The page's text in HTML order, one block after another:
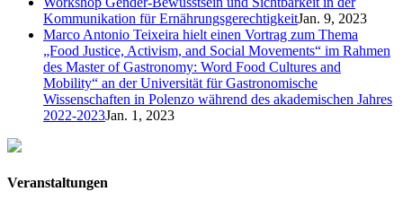
Kommunikation für ErnährungsgerechtigkeitJan. 9, 2023
Marco Antonio Teixeira hielt einen Vortrag zum Thema
„Food Justice, Activism, and Social Movements“ im Rahmen
des Master of Gastronomy: Word Food Cultures and
Mobility“ an der Universität für Gastronomische
Wissenschaften in Polenzo während des akademischen Jahres
2022-2023Jan. 1, 2023
Veranstaltungen